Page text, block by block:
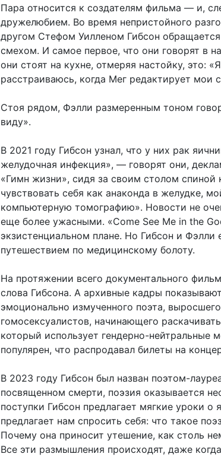
Пара относится к создателям фильма — и,
дружелюбием. Во время непристойного
другом Стефом Уилленом Гибсон
смехом. И самое первое, что они говорят в
они стоят на кухне, отмеряя настойку, это:
расстраиваюсь, когда Мег редактирует мои
Стоя рядом, Фэлли размеренным тоном
виду».
В 2021 году Гибсон узнал, что у них рак
желудочная инфекция», — говорят они,
«Гимн жизни», сидя за своим столом спиной
чувствовать себя как анаконда в желудке,
компьютерную томографию». Новости не
еще более ужасными. «Come See Me in the
экзистенциальном плане. Но Гибсон и
путешествием по медицинскому болоту.
На протяжении всего документального
слова Гибсона. А архивные кадры
эмоционально измученного поэта,
гомосексуалистов, начинающего
который использует гендерно-нейтральные
популярен, что распродавал билеты на
В 2023 году Гибсон был назван поэтом-
посвященном смерти, поэзия оказывается
поступки Гибсон предлагает мягкие уроки
предлагает нам спросить себя: что такое
Почему она приносит утешение, как столь
Все эти размышления происходят, даже